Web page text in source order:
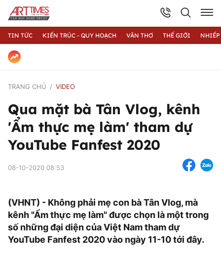
TIN TỨC KIẾN TRÚC - QUY HOẠCH VĂN THƠ THẾ GIỚI
TRANG CHỦ VIDEO
Qua mặt bà Tân Vlog, kênh
'Ẩm thực mẹ làm' tham dự
YouTube Fanfest 2020
08-10-2020 08:53
(VHNT) - Không phải mẹ con bà Tân Vlog, mà
kênh "Ẩm thực mẹ làm" được chọn là một trong
số những đại diện của Việt Nam tham dự
YouTube Fanfest 2020 vào ngày 11-10 tới đây.